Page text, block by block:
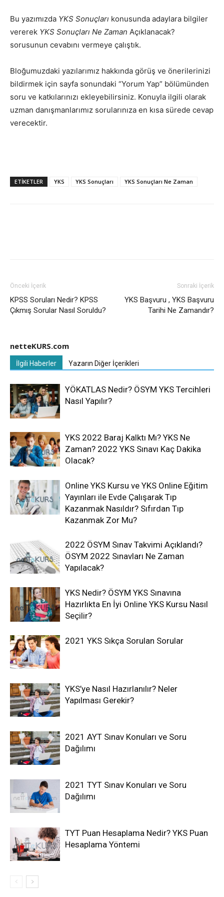
Bu yazımızda YKS Sonuçları konusunda adaylara bilgiler
vererek YKS Sonuçları Ne Zaman Açıklanacak?
sorusunun cevabını vermeye çalıştık.
Bloğumuzdaki yazılarımız hakkında görüş ve önerilerinizi
bildirmek için sayfa sonundaki “Yorum Yap” bölümünden
soru ve katkılarınızı ekleyebilirsiniz. Konuyla ilgili olarak
uzman danışmanlarımız sorularınıza en kısa sürede cevap
verecektir.
ETIKETLER YKS YKS Sonuçları YKS Sonuçları Ne Zaman
Önceki İçerik
KPSS Soruları Nedir? KPSS
Çıkmış Sorular Nasıl Soruldu?
Sonraki İçerik
YKS Başvuru , YKS Başvuru
Tarihi Ne Zamandır?
netteKURS.com
İlgili Haberler Yazarın Diğer İçerikleri
YÖKATLAS Nedir? ÖSYM YKS Tercihleri
Nasıl Yapılır?
YKS 2022 Baraj Kalktı Mı? YKS Ne
Zaman? 2022 YKS Sınavı Kaç Dakika
Olacak?
Online YKS Kursu ve YKS Online Eğitim
Yayınları ile Evde Çalışarak Tıp
Kazanmak Nasıldır? Sıfırdan Tıp
Kazanmak Zor Mu?
2022 ÖSYM Sınav Takvimi Açıklandı?
ÖSYM 2022 Sınavları Ne Zaman
Yapılacak?
YKS Nedir? ÖSYM YKS Sınavına
Hazırlıkta En İyi Online YKS Kursu Nasıl
Seçilir?
2021 YKS Sıkça Sorulan Sorular
YKS’ye Nasıl Hazırlanılır? Neler
Yapılması Gerekir?
2021 AYT Sınav Konuları ve Soru
Dağılımı
2021 TYT Sınav Konuları ve Soru
Dağılımı
TYT Puan Hesaplama Nedir? YKS Puan
Hesaplama Yöntemi